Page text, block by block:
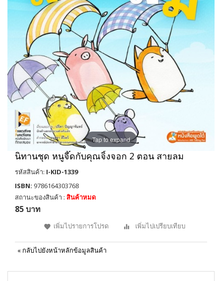
Tap to expand
นิทานชุด หนูจี๊ดกับคุณจิ้งจอก 2 ตอน สายลม
รหัสสินค้า: I-KID-1339
ISBN: 9786164303768
สถานะของสินค้า : สินค้าหมด
85 บาท
เพิ่มไปรายการโปรด เพิ่มไปเปรียบเทียบ
« กลับไปยังหน้าหลักข้อมูลสินค้า